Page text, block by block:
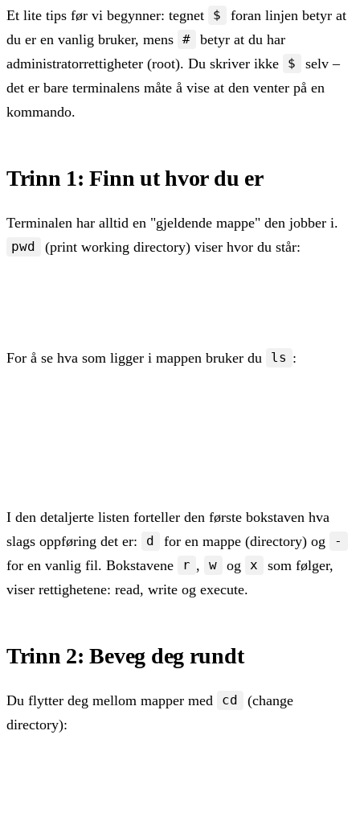
Et lite tips før vi begynner: tegnet $
foran linjen betyr at
du er en vanlig bruker, mens
#
betyr at du har
administratorrettigheter (root). Du skriver ikke
$
selv –
det er bare terminalens måte å vise at den venter på en
kommando.
Trinn 1: Finn ut hvor du er
Terminalen har alltid en "gjeldende mappe" den jobber i.
pwd (print working directory) viser hvor du står:
For å se hva som ligger i mappen bruker du ls :
I den detaljerte listen forteller den første bokstaven hva
slags oppføring det er:
d for en mappe (directory) og -
for en vanlig fil. Bokstavene r , w og x
som følger,
viser rettighetene: read, write og execute.
Trinn 2: Beveg deg rundt
Du flytter deg mellom mapper med cd
(change
directory):